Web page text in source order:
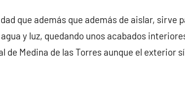
que además que además de aislar, sirve
y luz, quedando unos acabados
de Medina de las Torres aunque el exterior